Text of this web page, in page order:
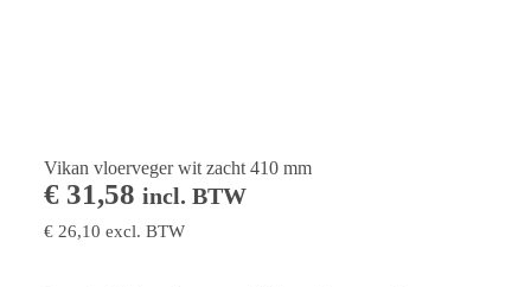
Vikan vloerveger wit zacht 410 mm
€31,58 incl. BTW
€26,10 excl. BTW